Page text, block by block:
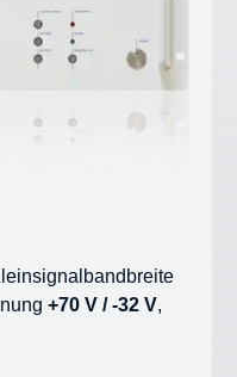
+70 V / -32 V,